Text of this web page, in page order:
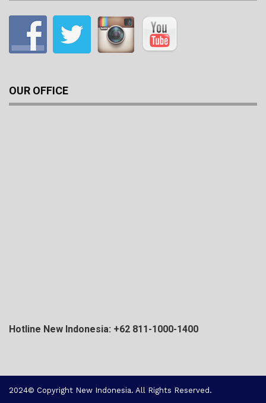
OUR OFFICE
Hotline New Indonesia: +62 811-1000-1400
2024© Copyright New Indonesia. All Rights Reserved.